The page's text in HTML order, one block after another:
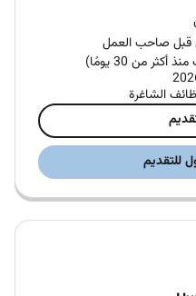
قبل صاحب العمل
للتقديم